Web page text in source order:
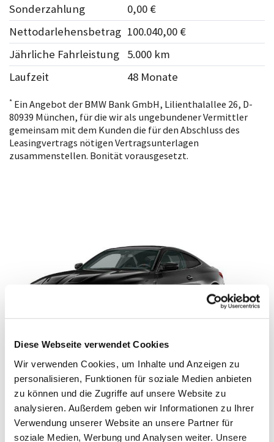
Diese Webseite verwendet Cookies
Wir verwenden Cookies, um Inhalte und Anzeigen zu
personalisieren, Funktionen für soziale Medien anbieten
zu können und die Zugriffe auf unsere Website zu
analysieren. Außerdem geben wir Informationen zu Ihrer
Verwendung unserer Website an unsere Partner für
soziale Medien, Werbung und Analysen weiter. Unsere
Sonderzahlung
0,00 €
Nettodarlehensbetrag 100.040,00 €
Jährliche Fahrleistung
5.000 km
Laufzeit
48 Monate
* Ein Angebot der BMW Bank GmbH, Lilienthalallee 26, D-
80939 München, für die wir als ungebundener Vermittler
gemeinsam mit dem Kunden die für den Abschluss des
Leasingvertrags nötigen Vertragsunterlagen
zusammenstellen. Bonität vorausgesetzt.
BMW M4 Competition Coupe M xDrive UPE
125.550 EUR
Kraftstoffverbrauch*kombiniert: 10,1 l/100km